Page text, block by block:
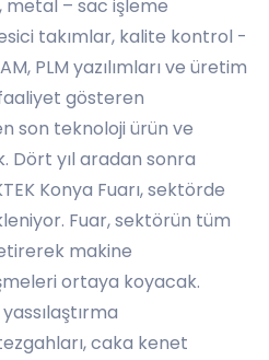
metal – sac işleme
takımlar, kalite kontrol -
PLM yazılımları ve üretim
gösteren
son teknoloji ürün ve
Dört yıl aradan sonra
Konya Fuarı, sektörde
Fuar, sektörün tüm
makine
ortaya koyacak.
caka kenet